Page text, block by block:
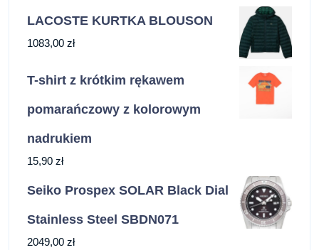
LACOSTE KURTKA BLOUSON
1083,00 zł
T-shirt z krótkim rękawem
pomarańczowy z kolorowym
nadrukiem
15,90 zł
Seiko Prospex SOLAR Black Dial
Stainless Steel SBDN071
2049,00 zł